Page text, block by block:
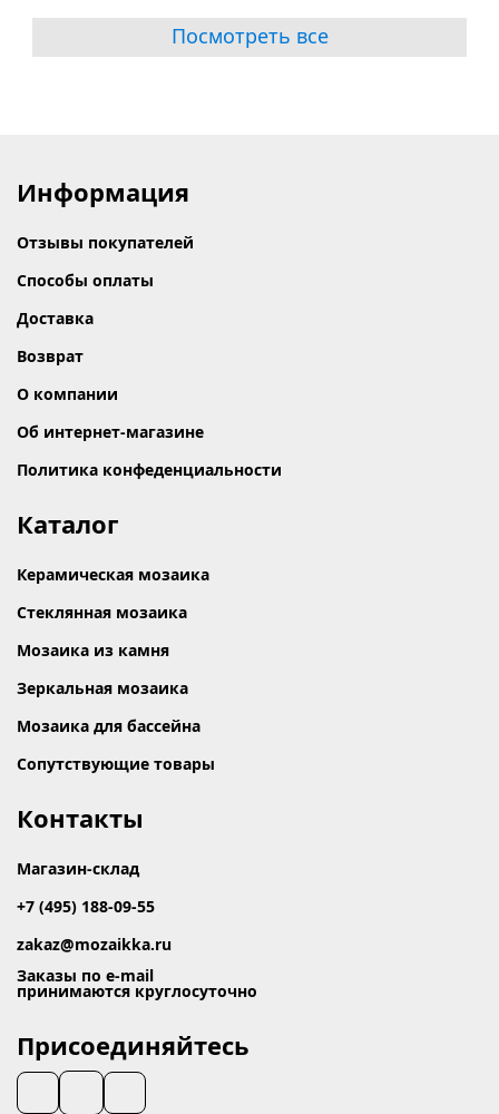
Посмотреть все
Информация
Отзывы покупателей
Способы оплаты
Доставка
Возврат
О компании
Об интернет-магазине
Политика конфеденциальности
Каталог
Керамическая мозаика
Стеклянная мозаика
Мозаика из камня
Зеркальная мозаика
Мозаика для бассейна
Сопутствующие товары
Контакты
Магазин-склад
+7 (495) 188-09-55
zakaz@mozaikka.ru
Заказы по e-mail
принимаются круглосуточно
Присоединяйтесь